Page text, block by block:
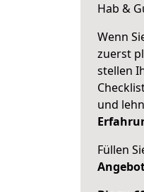
Hab &
Wenn
zuerst
stellen
und
Füllen